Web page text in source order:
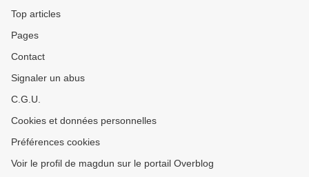
Top articles
Pages
Contact
Signaler un abus
C.G.U.
Cookies et données personnelles
Préférences cookies
Voir le profil de magdun sur le portail Overblog